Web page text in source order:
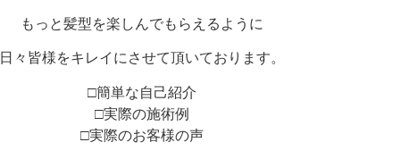
もっと髪型を楽しんでもらえるように
日々皆様をキレイにさせて頂いております。
□簡単な自己紹介
□実際の施術例
□実際のお客様の声